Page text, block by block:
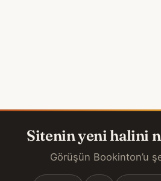
Sitenin yeni halini
Görüşün Bookinton’u